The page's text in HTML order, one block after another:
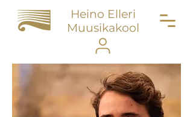
Heino Elleri
Muusikakool